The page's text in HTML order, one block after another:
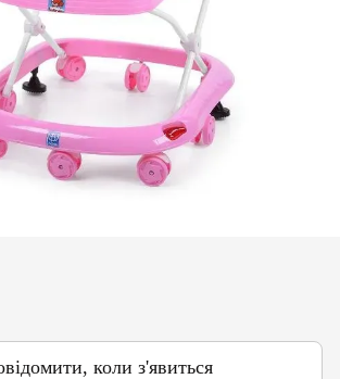
коли з'явиться